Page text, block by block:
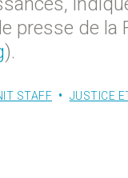
presse de la
).
STAFF JUSTICE